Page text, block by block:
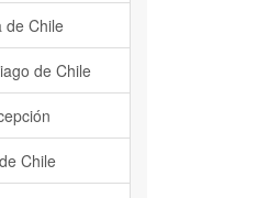
de Chile
de Chile
Chile